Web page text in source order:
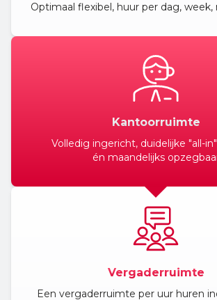
Optimaal flexibel, huur per dag, week,
Kantoorruimte
Volledig ingericht, duidelijke "all-
én maandelijks
Vergaderruimte
Een vergaderruimte per uur huren